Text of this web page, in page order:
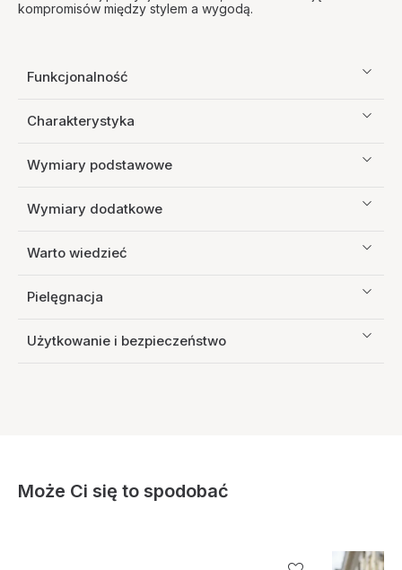
kompromisów między stylem a wygodą.
Funkcjonalność
Charakterystyka
Wymiary podstawowe
Wymiary dodatkowe
Warto wiedzieć
Pielęgnacja
Użytkowanie i bezpieczeństwo
Może Ci się to spodobać